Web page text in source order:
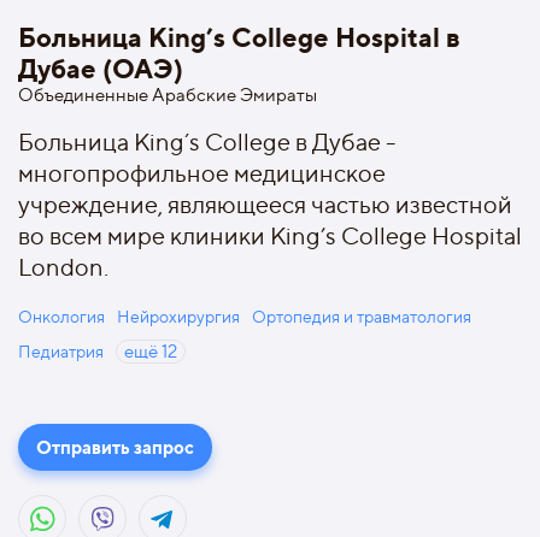
Больница King’s College Hospital в
Дубае (ОАЭ)
Объединенные Арабские Эмираты
Больница King´s College в Дубае -
многопрофильное медицинское
учреждение, являющееся частью известной
во всем мире клиники King’s College Hospital
London.
Онкология Нейрохирургия
Ортопедия и травматология
Педиатрия
ещё12
Отправить запрос